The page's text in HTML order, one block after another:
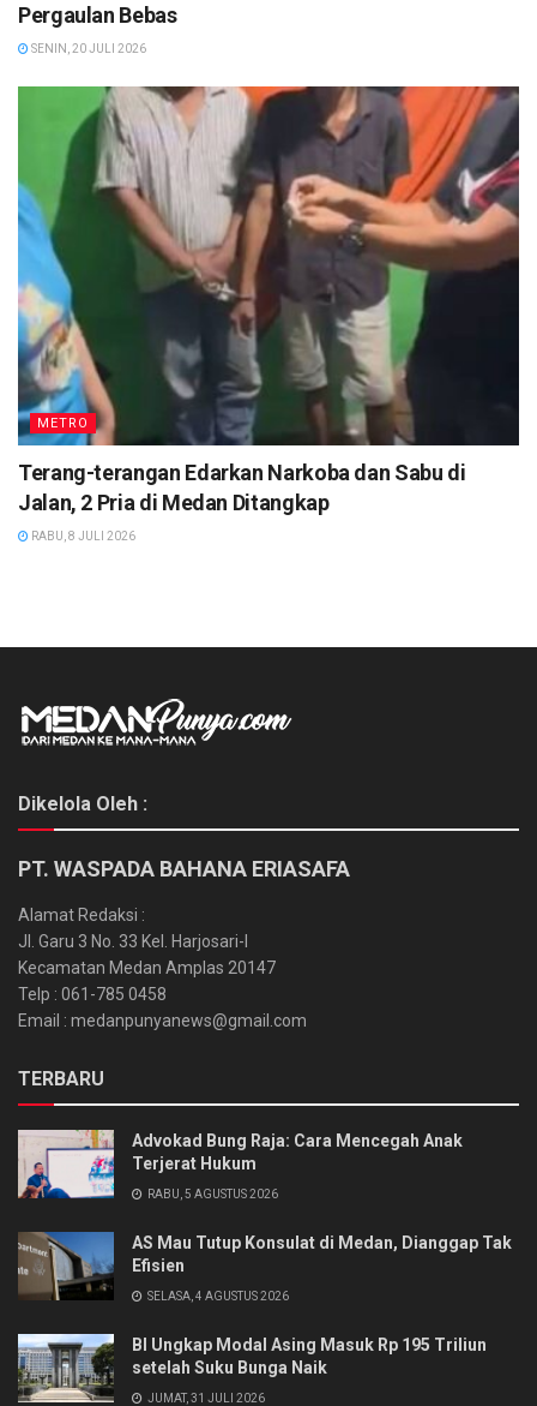
Pergaulan Bebas
SENIN, 20 JULI 2026
METRO
Terang-terangan Edarkan Narkoba dan Sabu di
Jalan, 2 Pria di Medan Ditangkap
RABU, 8 JULI 2026
Dikelola Oleh :
PT. WASPADA BAHANA ERIASAFA
Alamat Redaksi :
Jl. Garu 3 No. 33 Kel. Harjosari-I
Kecamatan Medan Amplas 20147
Telp : 061-785 0458
Email : medanpunyanews@gmail.com
TERBARU
Advokad Bung Raja: Cara Mencegah Anak
Terjerat Hukum
RABU, 5 AGUSTUS 2026
AS Mau Tutup Konsulat di Medan, Dianggap Tak
Efisien
SELASA, 4 AGUSTUS 2026
BI Ungkap Modal Asing Masuk Rp 195 Triliun
setelah Suku Bunga Naik
JUMAT, 31 JULI 2026